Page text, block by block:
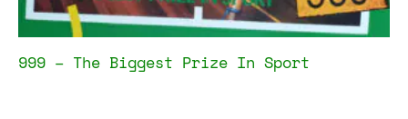
999 – The Biggest Prize In Sport